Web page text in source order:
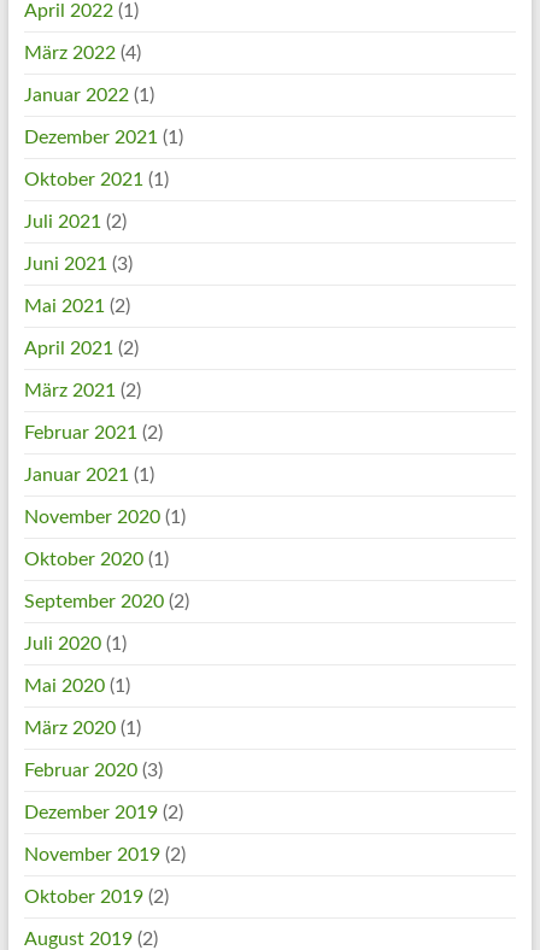
April 2022(1)
März 2022(4)
Januar 2022(1)
Dezember 2021 (1)
Oktober 2021 (1)
Juli 2021 (2)
Juni 2021 (3)
Mai 2021 (2)
April 2021 (2)
März 2021 (2)
Februar 2021 (2)
Januar 2021 (1)
November 2020(1)
Oktober 2020(1)
September 2020(2)
Juli 2020(1)
Mai 2020(1)
März 2020(1)
Februar 2020(3)
Dezember 2019(2)
November 2019(2)
Oktober 2019(2)
August 2019(2)